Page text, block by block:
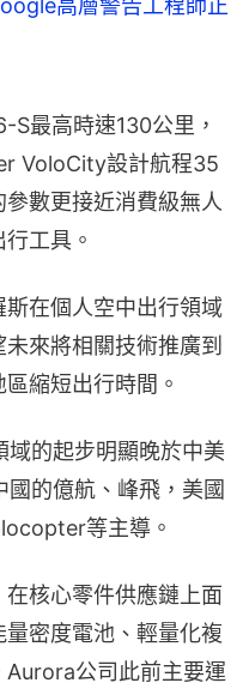
高層警告工程師正
S最高時速130公里，
VoloCity設計航程35
數更接近消費級無人
工具。
在個人空中出行領域
來將相關技術推廣到
縮短出行時間。
域的起步明顯晚於中美
的億航、峰飛，美國
等主導。
核心零件供應鏈上面
密度電池、輕量化複
公司此前主要運